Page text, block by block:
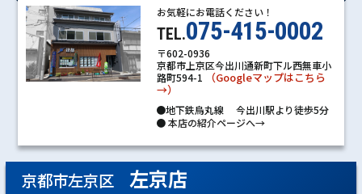
お気軽にお電話ください！
TEL.075-415-0002
〒602-0936
京都市上京区今出川通新町下ル西無車小
路町594-1
（Googleマップはこちら
→）
●地下鉄烏丸線 今出川駅より徒歩5分
●本店の紹介ページへ→
京都市左京区 左京店